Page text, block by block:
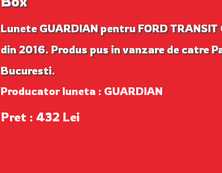
Lunete GUARDIAN pentru FORD TRANSIT
din 2016. Produs pus in vanzare de catre
Bucuresti.
Producator luneta : GUARDIAN
Pret : 432 Lei